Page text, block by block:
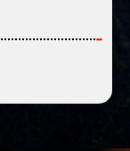
-